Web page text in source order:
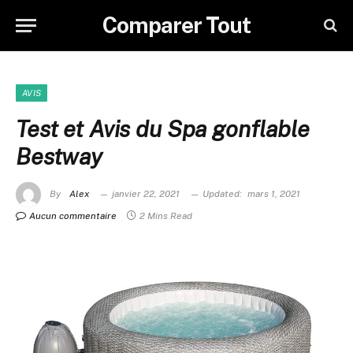
Comparer Tout
AVIS
Test et Avis du Spa gonflable
Bestway
By Alex janvier 22, 2021 Updated: mars 1, 2021
Aucun commentaire
2 Mins Read